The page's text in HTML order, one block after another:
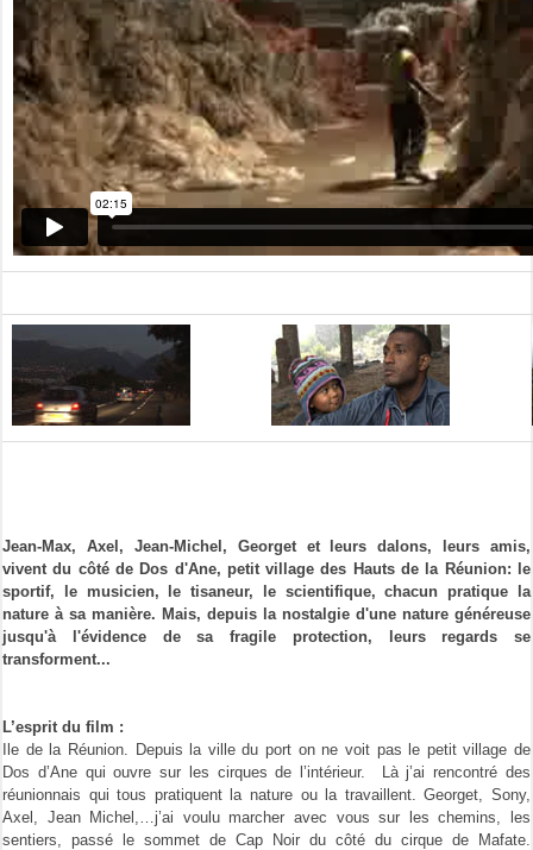
Jean-Max, Axel, Jean-Michel, Georget et leurs dalons, leurs amis,
vivent du côté de Dos d'Ane, petit village des Hauts de la Réunion: le
sportif, le musicien, le tisaneur, le scientifique, chacun pratique la
nature à sa manière. Mais, depuis la nostalgie d'une nature généreuse
jusqu'à l'évidence de sa fragile protection, leurs regards se
transforment...
L’esprit du film :
Ile de la Réunion. Depuis la ville du port on ne voit pas le petit village de
Dos d’Ane qui ouvre sur les cirques de l’intérieur. Là j’ai rencontré des
réunionnais qui tous pratiquent la nature ou la travaillent. Georget, Sony,
Axel, Jean Michel,…j’ai voulu marcher avec vous sur les chemins, les
sentiers, passé le sommet de Cap Noir du côté du cirque de Mafate.